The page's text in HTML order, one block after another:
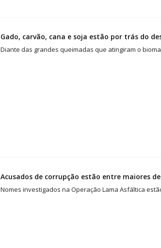
Gado, carvão, cana e soja estão por trás do
Diante das grandes queimadas que atingiram o
Acusados de corrupção estão entre maiores
Nomes investigados na Operação Lama Asfáltica